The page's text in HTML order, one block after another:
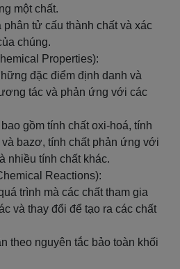
một chất.
phân tử cấu thành chất và xác
chúng.
Properties):
đặc điểm định danh và
tác và phản ứng với các
gồm tính chất oxi-hoá, tính
bazơ, tính chất phản ứng với
nhiều tính chất khác.
Reactions):
trình mà các chất tham gia
và thay đổi để tạo ra các chất
theo nguyên tắc bảo toàn khối